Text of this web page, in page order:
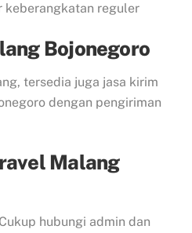
keberangkatan reguler
Bojonegoro
tersedia juga jasa kirim
dengan pengiriman
Malang
hubungi admin dan